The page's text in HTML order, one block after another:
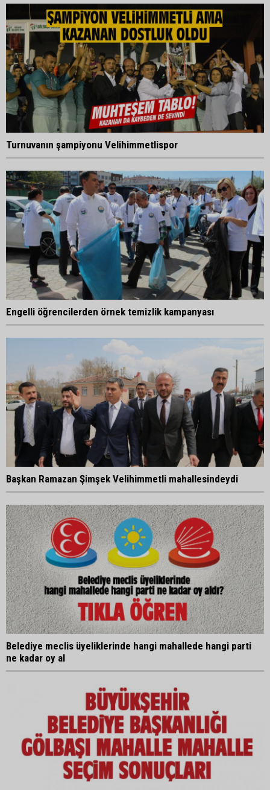
Turnuvanın şampiyonu Velihimmetlispor
Engelli öğrencilerden örnek temizlik kampanyası
Başkan Ramazan Şimşek Velihimmetli mahallesindeydi
Belediye meclis üyeliklerinde hangi mahallede hangi parti
ne kadar oy al